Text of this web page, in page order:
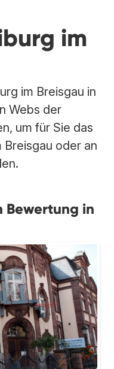
im
im Breisgau in
Webs der
um für Sie das
oder an
Bewertung in